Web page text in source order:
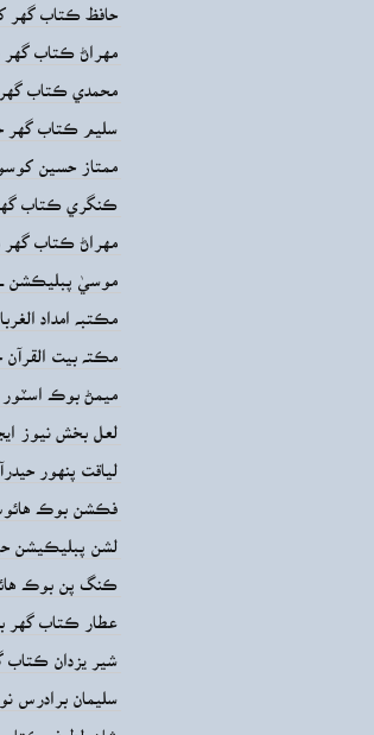
حافظ ڪتاب گهر
مهراڻ ڪتاب گهر
محمدي ڪتاب
سليم ڪتاب گهر
ممتاز حسين کوسو
ڪنگري ڪتاب
مهراڻ ڪتاب گهر
موسيٰ پبليڪشن ــ
مڪتبه امداد
مڪته بيت القرآن
ميمڻ بوڪ اسٽور
لعل بخش نيوز
30. لياقت پنهور
فڪشن بوڪ هائوس
لشن پبليڪيشن
ڪنگ پن بوڪ
عطار ڪتاب گهر
شير يزدان ڪتاب
سليمان برادرس
شاهه لطيف ڪتاب